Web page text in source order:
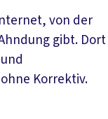
von der
gibt. Dort
Korrektiv.